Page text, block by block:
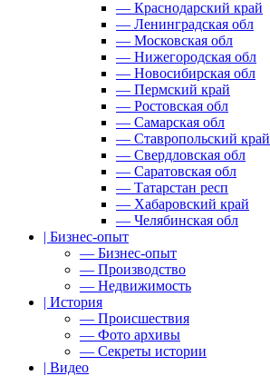
— Краснодарский край
— Ленинградская обл
— Московская обл
— Нижегородская обл
— Новосибирская обл
— Пермский край
— Ростовская обл
— Самарская обл
— Ставропольский край
— Свердловская обл
— Саратовская обл
— Татарстан респ
— Хабаровский край
— Челябинская обл
| Бизнес-опыт
— Бизнес-опыт
— Производство
— Недвижимость
| История
— Происшествия
— Фото архивы
— Секреты истории
| Видео